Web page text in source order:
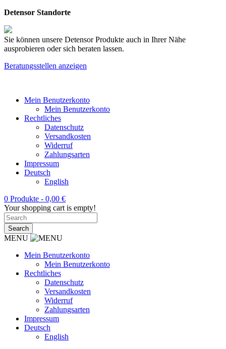
Detensor Standorte
Sie können unsere Detensor Produkte auch in Ihrer Nähe
ausprobieren oder sich beraten lassen.
Beratungsstellen anzeigen
Mein Benutzerkonto
Mein Benutzerkonto
Rechtliches
Datenschutz
Versandkosten
Widerruf
Zahlungsarten
Impressum
Deutsch
English
0 Produkte - 0,00 €
Your shopping cart is empty!
MENU
Mein Benutzerkonto
Mein Benutzerkonto
Rechtliches
Datenschutz
Versandkosten
Widerruf
Zahlungsarten
Impressum
Deutsch
English